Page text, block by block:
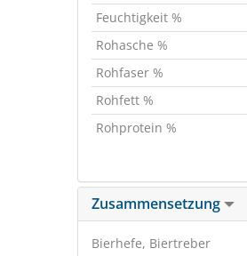
Feuchtigkeit %
Rohasche %
Rohfaser %
Rohfett %
Rohprotein %
Zusammensetzung
Bierhefe, Biertreber